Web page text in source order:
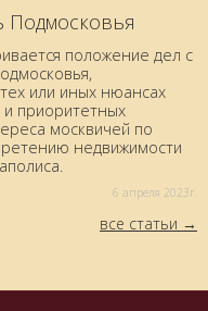
Подмосковья
положение дел с
или иных нюансах
приоритетных
москвичей по
недвижимости
6 aпреля 2023г.
все статьи